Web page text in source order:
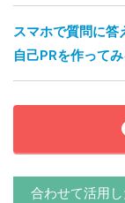
スマホで質問に答
自己PRを作って
合わせて活用